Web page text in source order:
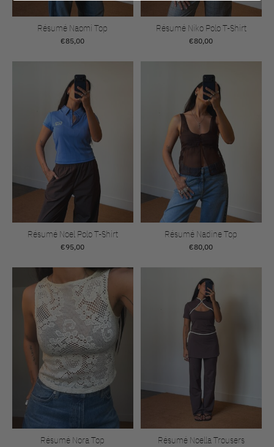
Résumé Naomi Top
€85,00
Résumé Niko Polo T-Shirt
€80,00
Résumé Noel Polo T-Shirt
€95,00
Résumé Nadine Top
€80,00
Résumé Nora Top Résumé Noella Trousers